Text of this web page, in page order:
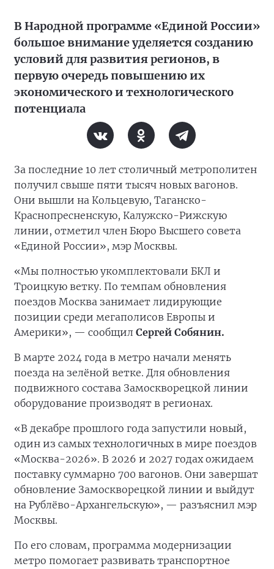
В Народной программе «Единой России»
большое внимание уделяется созданию
условий для развития регионов, в
первую очередь повышению их
экономического и технологического
потенциала
За последние 10 лет столичный метрополитен
получил свыше пяти тысяч новых вагонов.
Они вышли на Кольцевую, Таганско-
Краснопресненскую, Калужско-Рижскую
линии, отметил член Бюро Высшего совета
«Единой России», мэр Москвы.
«Мы полностью укомплектовали БКЛ и
Троицкую ветку. По темпам обновления
поездов Москва занимает лидирующие
позиции среди мегаполисов Европы и
Америки», — сообщил Сергей Собянин.
В марте 2024 года в метро начали менять
поезда на зелёной ветке. Для обновления
подвижного состава Замоскворецкой линии
оборудование производят в регионах.
«В декабре прошлого года запустили новый,
один из самых технологичных в мире поездов
«Москва-2026». В 2026 и 2027 годах ожидаем
поставку суммарно 700 вагонов. Они завершат
обновление Замоскворецкой линии и выйдут
на Рублёво-Архангельскую», — разъяснил мэр
Москвы.
По его словам, программа модернизации
метро помогает развивать транспортное